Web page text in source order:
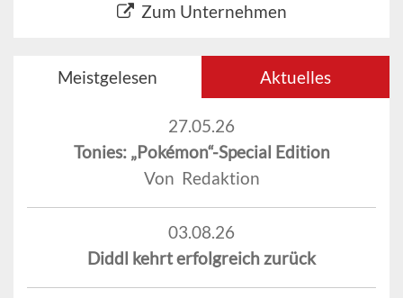
Zum Unternehmen
Meistgelesen Aktuelles
27.05.26
Tonies: „Pokémon“-Special Edition
Von Redaktion
03.08.26
Diddl kehrt erfolgreich zurück